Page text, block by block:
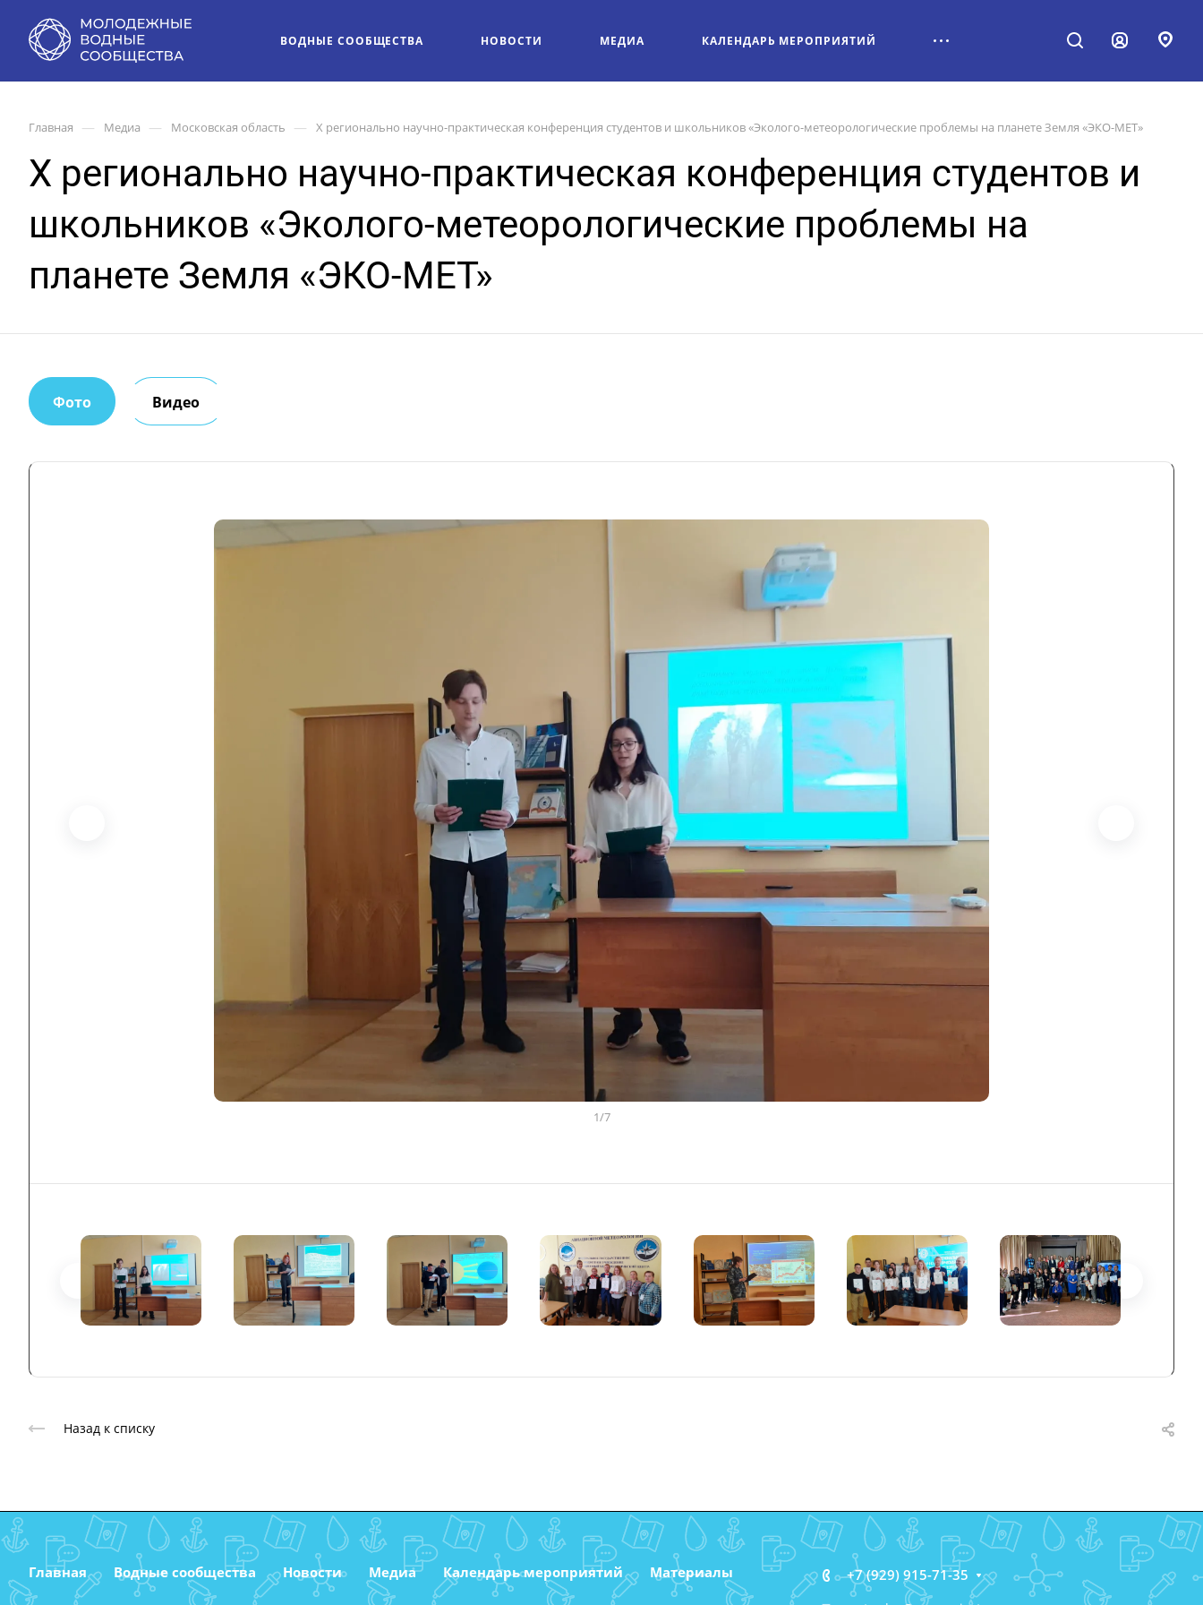
ВОДНЫЕ СООБЩЕСТВА НОВОСТИ МЕДИА КАЛЕНДАРЬ МЕРОПРИЯТИЙ
Главная — Медиа — Московская область — Х регионально научно-практическая конференция студентов и школьников «Эколого-метеорологические проблемы на планете Земля «ЭКО-МЕТ»
Х регионально научно-практическая конференция студентов и
школьников «Эколого-метеорологические проблемы на
планете Земля «ЭКО-МЕТ»
Фото Видео
1/7
Назад к списку
Главная Водные сообщества Новости Медиа Календарь мероприятий Материалы +7 (929) 915-71-35